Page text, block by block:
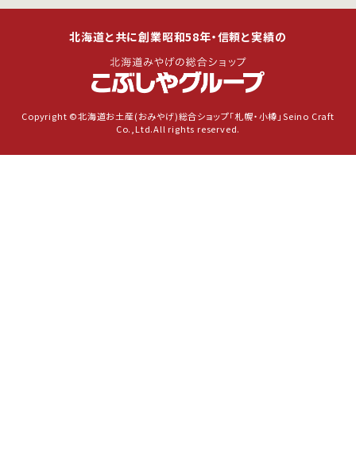
北海道と共に創業昭和58年・信頼と実績の
Copyright ©北海道お土産(おみやげ)総合ショップ「札幌・小樽」Seino Craft
Co.,Ltd.All rights reserved.